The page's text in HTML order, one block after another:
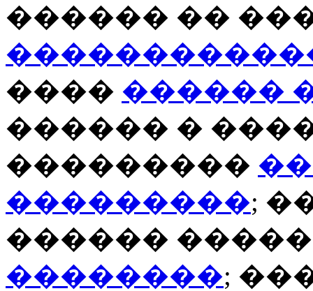
������ ��
���� ������
������ �
���������
���������;
������
��������;